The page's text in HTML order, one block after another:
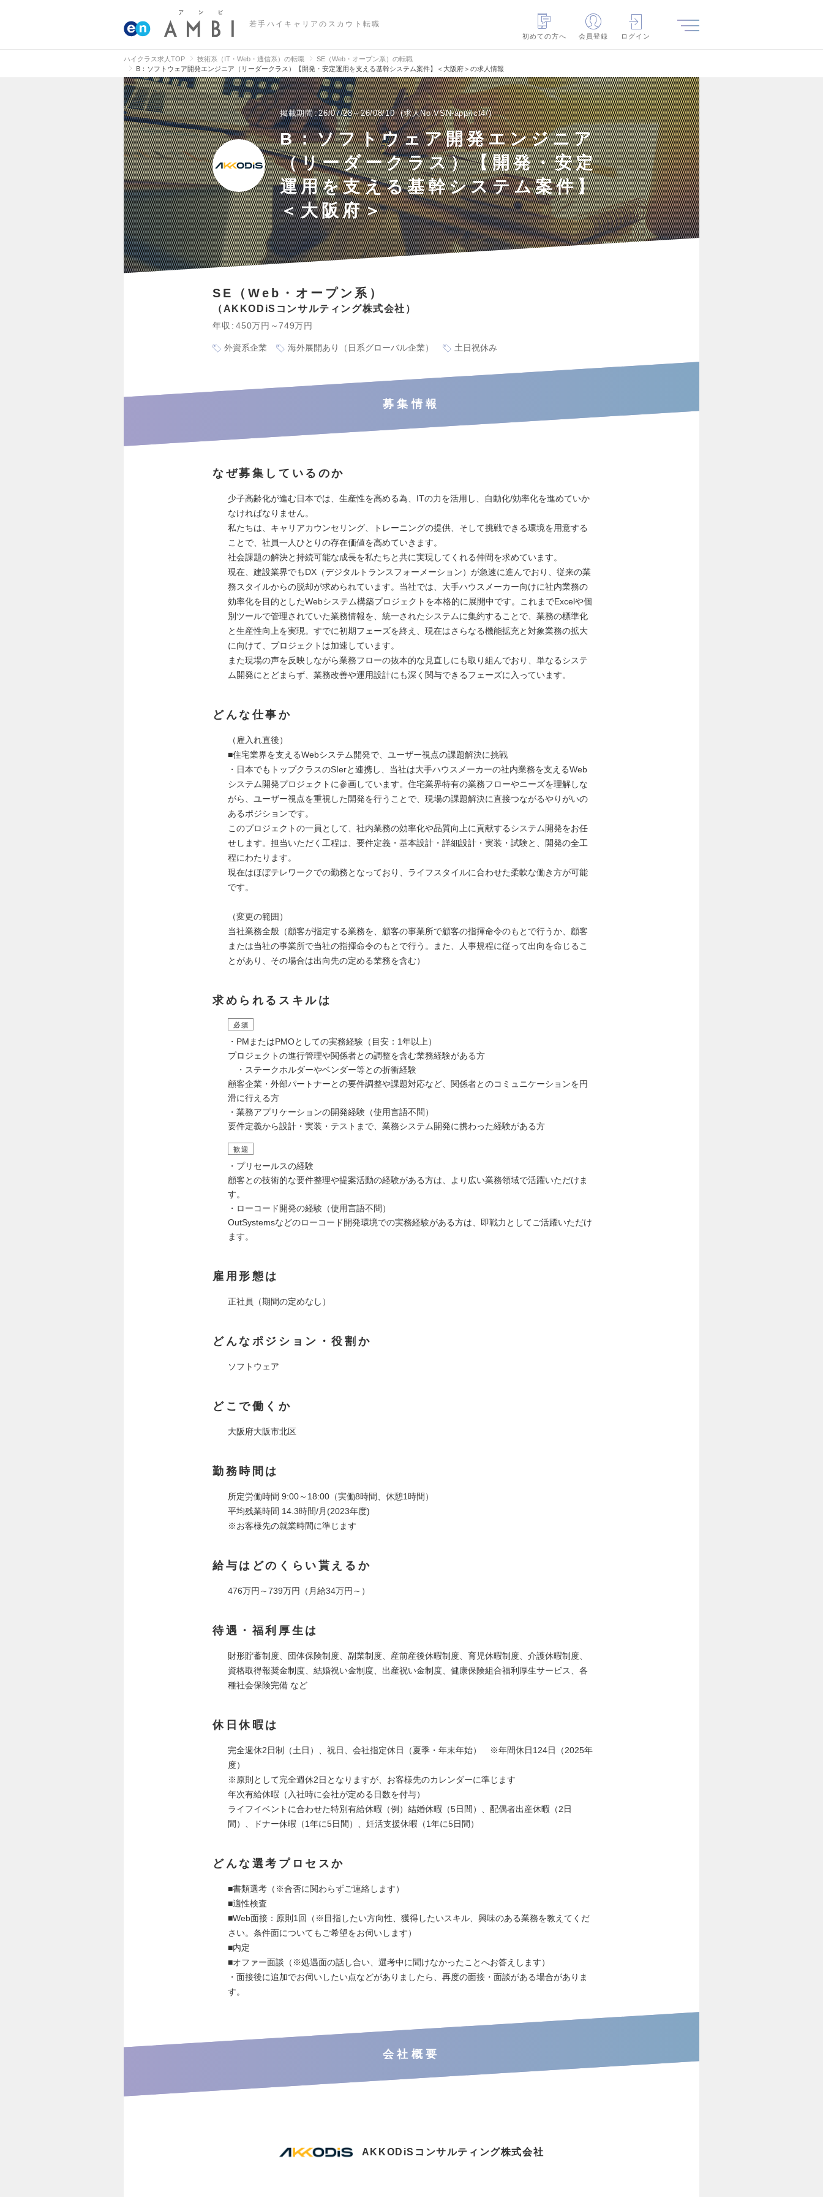
若手ハイキャリアのスカウト転職
初めての方へ
会員登録 ログイン
ハイクラス求人TOP 技術系（IT・Web・通信系）の転職
SE（Web・オープン系）の転職
B：ソフトウェア開発エンジニア（リーダークラス）【開発・安定運用を支える基幹システム案件】＜大阪府＞の求人情報
掲載期間 26/07/28～26/08/10 求人No.VSN-app/ict4/
B：ソフトウェア開発エンジニア
（リーダークラス）【開発・安定
運用を支える基幹システム案件】
＜大阪府＞
SE（Web・オープン系）
AKKODiSコンサルティング株式会社
年収 450万円～749万円
外資系企業 海外展開あり（日系グローバル企業） 土日祝休み
募集情報
なぜ募集しているのか
少子高齢化が進む日本では、生産性を高める為、ITの力を活用し、自動化/効率化を進めていか
なければなりません。
私たちは、キャリアカウンセリング、トレーニングの提供、そして挑戦できる環境を用意する
ことで、社員一人ひとりの存在価値を高めていきます。
社会課題の解決と持続可能な成長を私たちと共に実現してくれる仲間を求めています。
現在、建設業界でもDX（デジタルトランスフォーメーション）が急速に進んでおり、従来の業
務スタイルからの脱却が求められています。当社では、大手ハウスメーカー向けに社内業務の
効率化を目的としたWebシステム構築プロジェクトを本格的に展開中です。これまでExcelや個
別ツールで管理されていた業務情報を、統一されたシステムに集約することで、業務の標準化
と生産性向上を実現。すでに初期フェーズを終え、現在はさらなる機能拡充と対象業務の拡大
に向けて、プロジェクトは加速しています。
また現場の声を反映しながら業務フローの抜本的な見直しにも取り組んでおり、単なるシステ
ム開発にとどまらず、業務改善や運用設計にも深く関与できるフェーズに入っています。
どんな仕事か
（雇入れ直後）
■住宅業界を支えるWebシステム開発で、ユーザー視点の課題解決に挑戦
・日本でもトップクラスのSIerと連携し、当社は大手ハウスメーカーの社内業務を支えるWeb
システム開発プロジェクトに参画しています。住宅業界特有の業務フローやニーズを理解しな
がら、ユーザー視点を重視した開発を行うことで、現場の課題解決に直接つながるやりがいの
あるポジションです。
このプロジェクトの一員として、社内業務の効率化や品質向上に貢献するシステム開発をお任
せします。担当いただく工程は、要件定義・基本設計・詳細設計・実装・試験と、開発の全工
程にわたります。
現在はほぼテレワークでの勤務となっており、ライフスタイルに合わせた柔軟な働き方が可能
です。
（変更の範囲）
当社業務全般（顧客が指定する業務を、顧客の事業所で顧客の指揮命令のもとで行うか、顧客
または当社の事業所で当社の指揮命令のもとで行う。また、人事規程に従って出向を命じるこ
とがあり、その場合は出向先の定める業務を含む）
求められるスキルは
必須
・PMまたはPMOとしての実務経験（目安：1年以上）
プロジェクトの進行管理や関係者との調整を含む業務経験がある方
・ステークホルダーやベンダー等との折衝経験
顧客企業・外部パートナーとの要件調整や課題対応など、関係者とのコミュニケーションを円
滑に行える方
・業務アプリケーションの開発経験（使用言語不問）
要件定義から設計・実装・テストまで、業務システム開発に携わった経験がある方
歓迎
・プリセールスの経験
顧客との技術的な要件整理や提案活動の経験がある方は、より広い業務領域で活躍いただけま
す。
・ローコード開発の経験（使用言語不問）
OutSystemsなどのローコード開発環境での実務経験がある方は、即戦力としてご活躍いただけ
ます。
雇用形態は
正社員（期間の定めなし）
どんなポジション・役割か
ソフトウェア
どこで働くか
大阪府大阪市北区
勤務時間は
所定労働時間 9:00～18:00（実働8時間、休憩1時間）
平均残業時間 14.3時間/月(2023年度)
※お客様先の就業時間に準じます
給与はどのくらい貰えるか
476万円～739万円（月給34万円～）
待遇・福利厚生は
財形貯蓄制度、団体保険制度、副業制度、産前産後休暇制度、育児休暇制度、介護休暇制度、
資格取得報奨金制度、結婚祝い金制度、出産祝い金制度、健康保険組合福利厚生サービス、各
種社会保険完備 など
休日休暇は
完全週休2日制（土日）、祝日、会社指定休日（夏季・年末年始） ※年間休日124日（2025年
度）
※原則として完全週休2日となりますが、お客様先のカレンダーに準じます
年次有給休暇（入社時に会社が定める日数を付与）
ライフイベントに合わせた特別有給休暇（例）結婚休暇（5日間）、配偶者出産休暇（2日
間）、ドナー休暇（1年に5日間）、妊活支援休暇（1年に5日間）
どんな選考プロセスか
■書類選考（※合否に関わらずご連絡します）
■適性検査
■Web面接：原則1回（※目指したい方向性、獲得したいスキル、興味のある業務を教えてくだ
さい。条件面についてもご希望をお伺いします）
■内定
■オファー面談（※処遇面の話し合い、選考中に聞けなかったことへお答えします）
・面接後に追加でお伺いしたい点などがありましたら、再度の面接・面談がある場合がありま
す。
会社概要
AKKODiSコンサルティング株式会社